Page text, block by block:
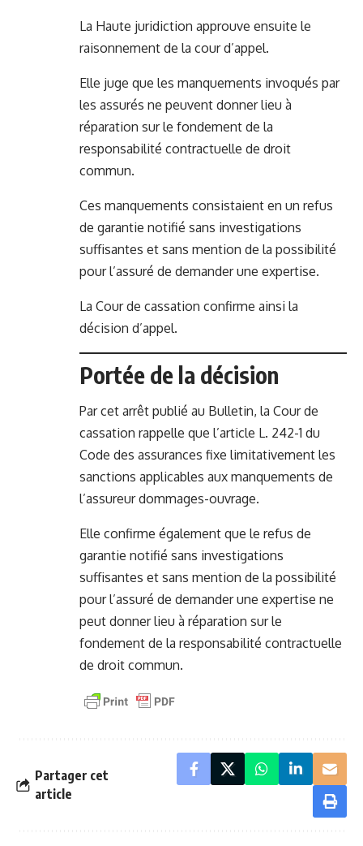
La Haute juridiction approuve ensuite le
raisonnement de la cour d’appel.
Elle juge que les manquements invoqués par
les assurés ne peuvent donner lieu à
réparation sur le fondement de la
responsabilité contractuelle de droit
commun.
Ces manquements consistaient en un refus
de garantie notifié sans investigations
suffisantes et sans mention de la possibilité
pour l’assuré de demander une expertise.
La Cour de cassation confirme ainsi la
décision d’appel.
Portée de la décision
Par cet arrêt publié au Bulletin, la Cour de
cassation rappelle que l’article L. 242-1 du
Code des assurances fixe limitativement les
sanctions applicables aux manquements de
l’assureur dommages-ouvrage.
Elle confirme également que le refus de
garantie notifié sans investigations
suffisantes et sans mention de la possibilité
pour l’assuré de demander une expertise ne
peut donner lieu à réparation sur le
fondement de la responsabilité contractuelle
de droit commun.
Partager cet
article